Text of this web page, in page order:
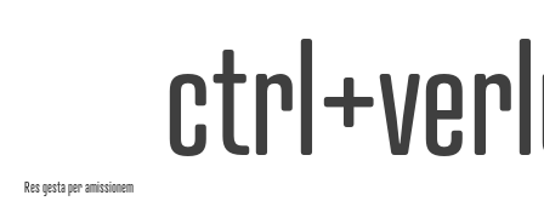
Res gesta per amissionem